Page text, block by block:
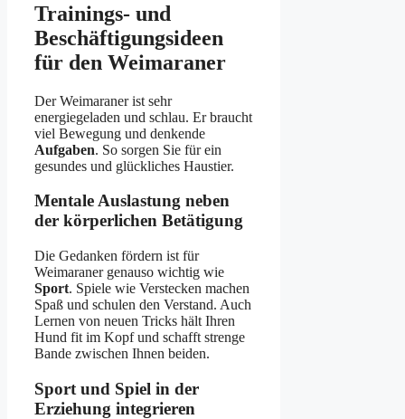
Trainings- und
Beschäftigungsideen
für den Weimaraner
Der Weimaraner ist sehr
energiegeladen und schlau. Er braucht
viel Bewegung und denkende
Aufgaben. So sorgen Sie für ein
gesundes und glückliches Haustier.
Mentale Auslastung neben
der körperlichen Betätigung
Die Gedanken fördern ist für
Weimaraner genauso wichtig wie
Sport. Spiele wie Verstecken machen
Spaß und schulen den Verstand. Auch
Lernen von neuen Tricks hält Ihren
Hund fit im Kopf und schafft strenge
Bande zwischen Ihnen beiden.
Sport und Spiel in der
Erziehung integrieren